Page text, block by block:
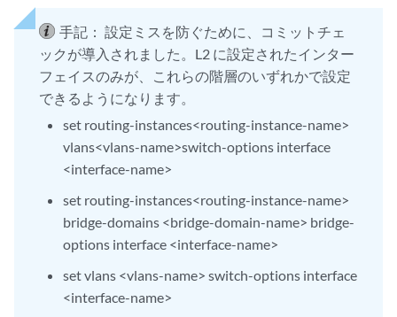
手記： 設定ミスを防ぐために、コミットチェ
ックが導入されました。L2 に設定されたインター
フェイスのみが、これらの階層のいずれかで設定
できるようになります。
set routing-instances<routing-instance-name>
vlans<vlans-name>switch-options interface
<interface-name>
set routing-instances<routing-instance-name>
bridge-domains <bridge-domain-name> bridge-
options interface <interface-name>
set vlans <vlans-name> switch-options interface
<interface-name>